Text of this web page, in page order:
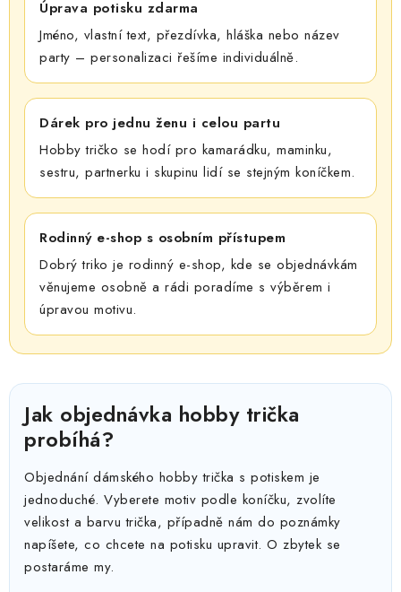
Úprava potisku zdarma
Jméno, vlastní text, přezdívka, hláška nebo název
party – personalizaci řešíme individuálně.
Dárek pro jednu ženu i celou partu
Hobby tričko se hodí pro kamarádku, maminku,
sestru, partnerku i skupinu lidí se stejným koníčkem.
Rodinný e-shop s osobním přístupem
Dobrý triko je rodinný e-shop, kde se objednávkám
věnujeme osobně a rádi poradíme s výběrem i
úpravou motivu.
Jak objednávka hobby trička
probíhá?
Objednání dámského hobby trička s potiskem je
jednoduché. Vyberete motiv podle koníčku, zvolíte
velikost a barvu trička, případně nám do poznámky
napíšete, co chcete na potisku upravit. O zbytek se
postaráme my.